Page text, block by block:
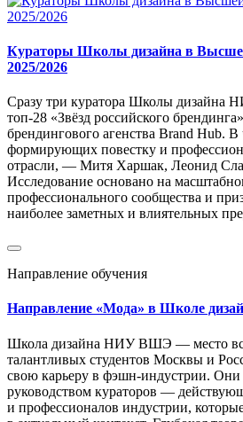
Кураторы Школы дизайна в
2025/2026
Сразу три куратора Школы
топ-28 «Звёзд российского
брендингового агенства Brand Hub. В
формирующих повестку и
отрасли, — Митя Харшак, Леонид
Исследование основано на
профессионального сообщества и
наиболее заметных и влиятельных
Направление обучения
Направление «Мода» в Школе
Школа дизайна НИУ ВШЭ — место
талантливых студентов Москвы и
свою карьеру в фэшн-индустрии. Они
руководством кураторов —
и профессионалов индустрии,